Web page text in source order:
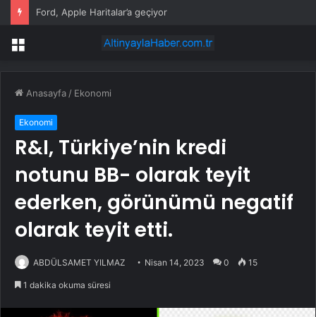
Ford, Apple Haritalar’a geçiyor
Menü
Anasayfa / Ekonomi
Ekonomi
R&I, Türkiye’nin kredi
notunu BB- olarak teyit
ederken, görünümü negatif
olarak teyit etti.
ABDÜLSAMET YILMAZ Nisan 14, 2023 0 15
1 dakika okuma süresi